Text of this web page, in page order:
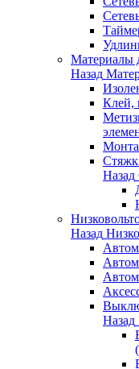
Материалы
Назад
Клей,
Назад
Назад
Назад